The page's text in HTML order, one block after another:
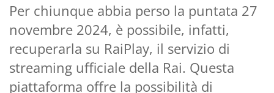
Per chiunque abbia perso la puntata 27
novembre 2024, è possibile, infatti,
recuperarla su RaiPlay, il servizio di
streaming ufficiale della Rai. Questa
piattaforma offre la possibilità di